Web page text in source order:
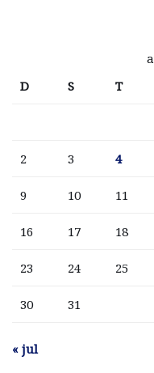
D
S T
2 3 4
9 10 11
16 17 18
23 24 25
30 31
« jul